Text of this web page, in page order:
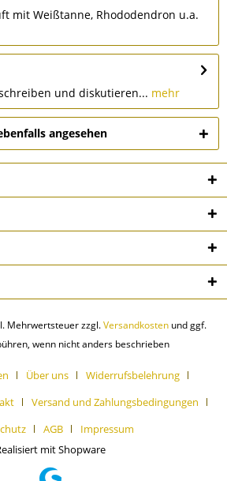
mit Weißtanne, Rhododendron u.a.
und diskutieren... mehr
angesehen
Mehrwertsteuer zzgl.Versandkosten und ggf.
wenn nicht anders beschrieben
Über uns
Widerrufsbelehrung
Versand und Zahlungsbedingungen
AGB
Impressum
mit Shopware